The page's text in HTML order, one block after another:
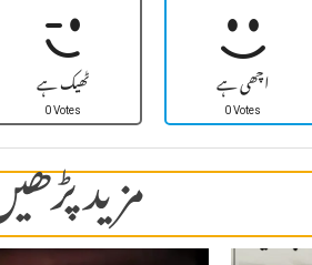
ٹھیک ہے
0 Votes اچھی ہے
0 Votes
مزید